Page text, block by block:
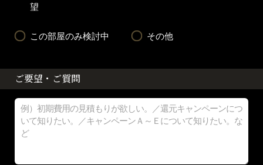
望
この部屋のみ検討中 その他
ご要望・ご質問